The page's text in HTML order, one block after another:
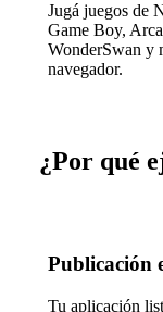
Jugá juegos de
Game Boy,
WonderSwan y
navegador.
¿Por qué
Publicación
Tu aplicación